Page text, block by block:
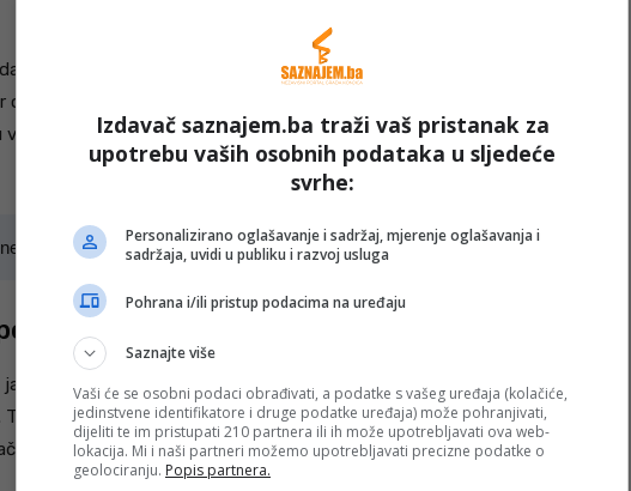
će mu ova stipendija biti od pomoći i poslužiti kao podstrek
učenicima, te da u budućnosti doprinosi unapređenju
zahvalnost svim donatorima koji redovno podržavaju
izvore na Googleu
ukoliko u svojim naseljima poznaju učenike ili studente
svi koji žele podržati Fond za stipendiranje učenika
Udruženja „Andalus“:
Izdavač saznajem.ba traži vaš pristanak za
upotrebu vaših osobnih podataka u sljedeće
svrhe:
Personalizirano oglašavanje i sadržaj, mjerenje oglašavanja i
sadržaja, uvidi u publiku i razvoj usluga
Pohrana i/ili pristup podacima na uređaju
Saznajte više
Vaši će se osobni podaci obrađivati, a podatke s vašeg uređaja (kolačiće,
jedinstvene identifikatore i druge podatke uređaja) može pohranjivati,
dijeliti te im pristupati 210 partnera ili ih može upotrebljavati ova web-
lokacija. Mi i naši partneri možemo upotrebljavati precizne podatke o
geolociranju. Popis partnera.